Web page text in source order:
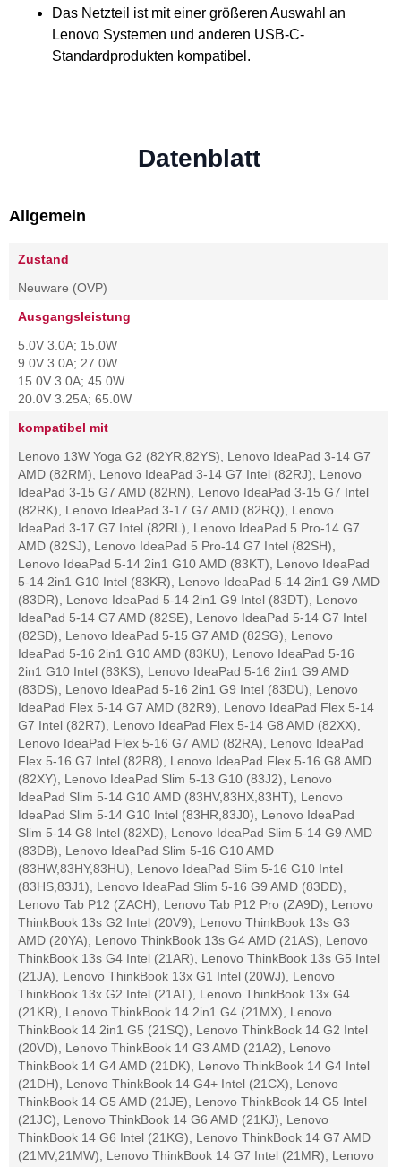
Das Netzteil ist mit einer größeren Auswahl an
Lenovo Systemen und anderen USB-C-
Standardprodukten kompatibel.
Datenblatt
Allgemein
Zustand
Neuware (OVP)
Ausgangsleistung
5.0V 3.0A; 15.0W
9.0V 3.0A; 27.0W
15.0V 3.0A; 45.0W
20.0V 3.25A; 65.0W
kompatibel mit
Lenovo 13W Yoga G2 (82YR,82YS), Lenovo IdeaPad 3-14 G7
AMD (82RM), Lenovo IdeaPad 3-14 G7 Intel (82RJ), Lenovo
IdeaPad 3-15 G7 AMD (82RN), Lenovo IdeaPad 3-15 G7 Intel
(82RK), Lenovo IdeaPad 3-17 G7 AMD (82RQ), Lenovo
IdeaPad 3-17 G7 Intel (82RL), Lenovo IdeaPad 5 Pro-14 G7
AMD (82SJ), Lenovo IdeaPad 5 Pro-14 G7 Intel (82SH),
Lenovo IdeaPad 5-14 2in1 G10 AMD (83KT), Lenovo IdeaPad
5-14 2in1 G10 Intel (83KR), Lenovo IdeaPad 5-14 2in1 G9 AMD
(83DR), Lenovo IdeaPad 5-14 2in1 G9 Intel (83DT), Lenovo
IdeaPad 5-14 G7 AMD (82SE), Lenovo IdeaPad 5-14 G7 Intel
(82SD), Lenovo IdeaPad 5-15 G7 AMD (82SG), Lenovo
IdeaPad 5-16 2in1 G10 AMD (83KU), Lenovo IdeaPad 5-16
2in1 G10 Intel (83KS), Lenovo IdeaPad 5-16 2in1 G9 AMD
(83DS), Lenovo IdeaPad 5-16 2in1 G9 Intel (83DU), Lenovo
IdeaPad Flex 5-14 G7 AMD (82R9), Lenovo IdeaPad Flex 5-14
G7 Intel (82R7), Lenovo IdeaPad Flex 5-14 G8 AMD (82XX),
Lenovo IdeaPad Flex 5-16 G7 AMD (82RA), Lenovo IdeaPad
Flex 5-16 G7 Intel (82R8), Lenovo IdeaPad Flex 5-16 G8 AMD
(82XY), Lenovo IdeaPad Slim 5-13 G10 (83J2), Lenovo
IdeaPad Slim 5-14 G10 AMD (83HV,83HX,83HT), Lenovo
IdeaPad Slim 5-14 G10 Intel (83HR,83J0), Lenovo IdeaPad
Slim 5-14 G8 Intel (82XD), Lenovo IdeaPad Slim 5-14 G9 AMD
(83DB), Lenovo IdeaPad Slim 5-16 G10 AMD
(83HW,83HY,83HU), Lenovo IdeaPad Slim 5-16 G10 Intel
(83HS,83J1), Lenovo IdeaPad Slim 5-16 G9 AMD (83DD),
Lenovo Tab P12 (ZACH), Lenovo Tab P12 Pro (ZA9D), Lenovo
ThinkBook 13s G2 Intel (20V9), Lenovo ThinkBook 13s G3
AMD (20YA), Lenovo ThinkBook 13s G4 AMD (21AS), Lenovo
ThinkBook 13s G4 Intel (21AR), Lenovo ThinkBook 13s G5 Intel
(21JA), Lenovo ThinkBook 13x G1 Intel (20WJ), Lenovo
ThinkBook 13x G2 Intel (21AT), Lenovo ThinkBook 13x G4
(21KR), Lenovo ThinkBook 14 2in1 G4 (21MX), Lenovo
ThinkBook 14 2in1 G5 (21SQ), Lenovo ThinkBook 14 G2 Intel
(20VD), Lenovo ThinkBook 14 G3 AMD (21A2), Lenovo
ThinkBook 14 G4 AMD (21DK), Lenovo ThinkBook 14 G4 Intel
(21DH), Lenovo ThinkBook 14 G4+ Intel (21CX), Lenovo
ThinkBook 14 G5 AMD (21JE), Lenovo ThinkBook 14 G5 Intel
(21JC), Lenovo ThinkBook 14 G6 AMD (21KJ), Lenovo
ThinkBook 14 G6 Intel (21KG), Lenovo ThinkBook 14 G7 AMD
(21MV,21MW), Lenovo ThinkBook 14 G7 Intel (21MR), Lenovo